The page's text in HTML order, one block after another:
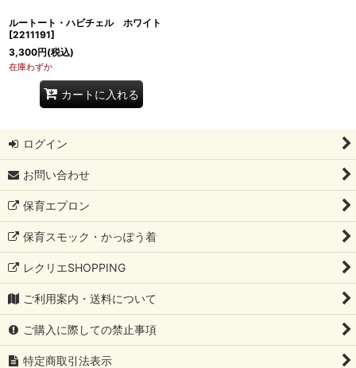
ルートート・ハビチェル ホワイト
[2211191]
3,300円(税込)
在庫わずか
カートに入れる
ログイン
お問い合わせ
保育エプロン
保育スモック・かっぽう着
レクリエSHOPPING
ご利用案内・送料について
ご購入に際しての禁止事項
特定商取引法表示